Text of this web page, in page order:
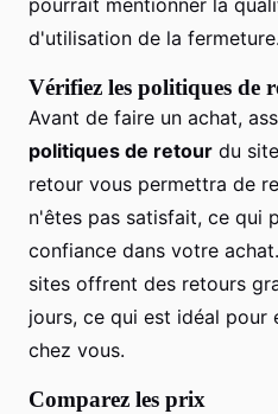
d'utilisation de la fermeture.
Vérifiez les politiques de
Avant de faire un achat,
politiques de retour du
retour vous permettra de
n'êtes pas satisfait, ce qui
confiance dans votre
sites offrent des retours
jours, ce qui est idéal pour
chez vous.
Comparez les prix